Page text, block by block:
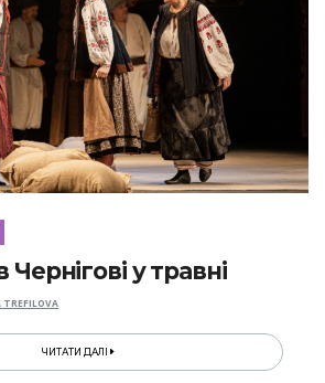
Чернігові у травні
TREFILOVA
ЧИТАТИ ДАЛІ